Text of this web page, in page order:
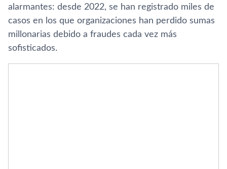
alarmantes: desde 2022, se han registrado miles de
casos en los que organizaciones han perdido sumas
millonarias debido a fraudes cada vez más
sofisticados.